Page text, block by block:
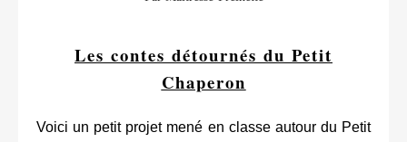
Les contes détournés du Petit
Chaperon
Voici un petit projet mené en classe autour du Petit